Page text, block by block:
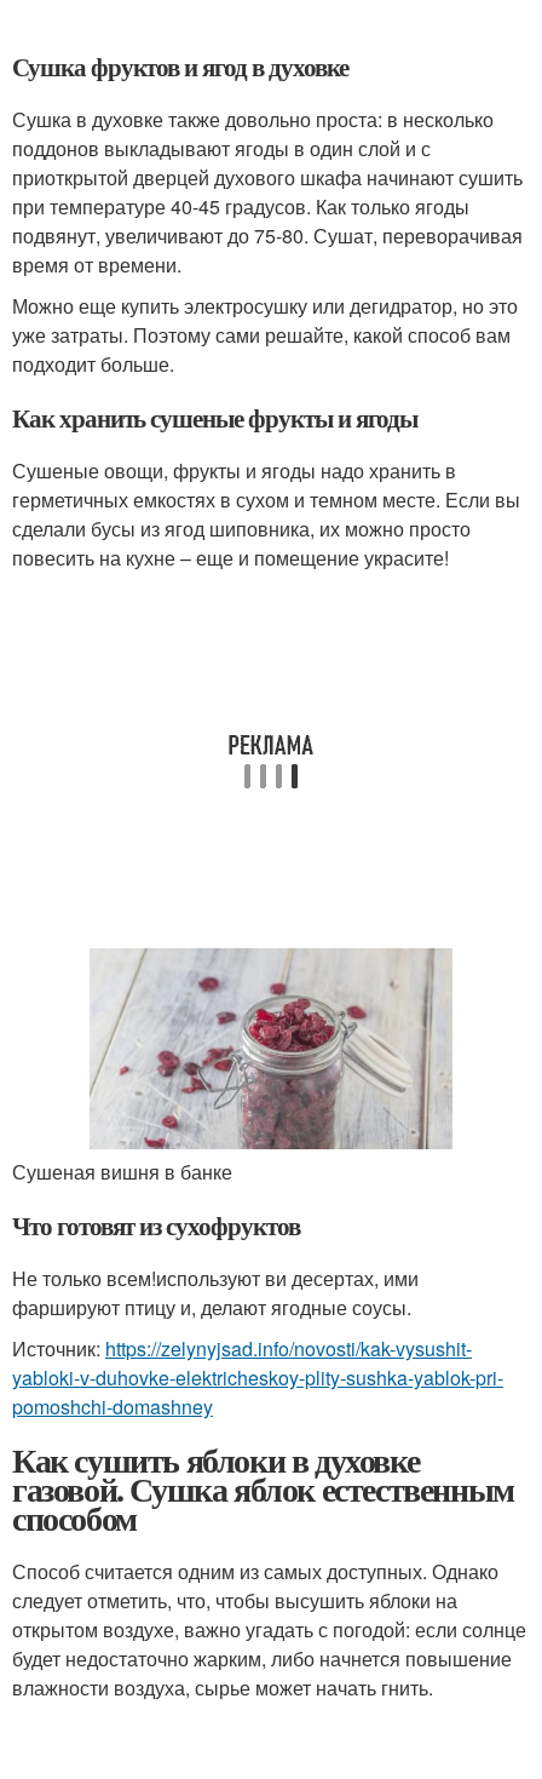
Сушка фруктов и ягод в духовке
Сушка в духовке также довольно проста: в несколько
поддонов выкладывают ягоды в один слой и с
приоткрытой дверцей духового шкафа начинают сушить
при температуре 40-45 градусов. Как только ягоды
подвянут, увеличивают до 75-80. Сушат, переворачивая
время от времени.
Можно еще купить электросушку или дегидратор, но это
уже затраты. Поэтому сами решайте, какой способ вам
подходит больше.
Как хранить сушеные фрукты и ягоды
Сушеные овощи, фрукты и ягоды надо хранить в
герметичных емкостях в сухом и темном месте. Если вы
сделали бусы из ягод шиповника, их можно просто
повесить на кухне – еще и помещение украсите!
Сушеная вишня в банке
Что готовят из сухофруктов
Не только всем!используют ви десертах, ими
фаршируют птицу и, делают ягодные соусы.
Источник: https://zelynyjsad.info/novosti/kak-vysushit-
yabloki-v-duhovke-elektricheskoy-plity-sushka-yablok-pri-
pomoshchi-domashney
Как сушить яблоки в духовке
газовой. Сушка яблок естественным
способом
Способ считается одним из самых доступных. Однако
следует отметить, что, чтобы высушить яблоки на
открытом воздухе, важно угадать с погодой: если солнце
будет недостаточно жарким, либо начнется повышение
влажности воздуха, сырье может начать гнить.